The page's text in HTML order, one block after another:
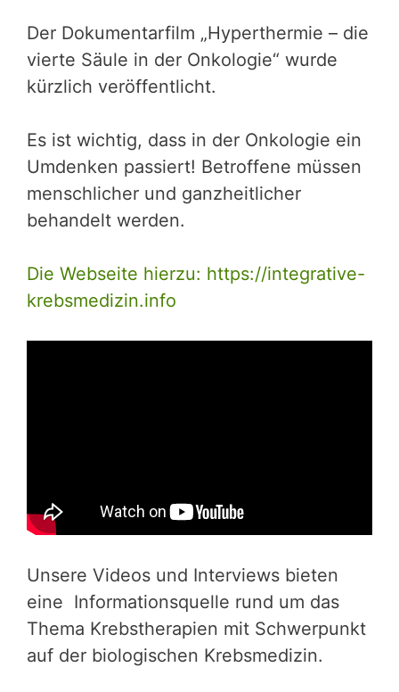
Der Dokumentarfilm „Hyperthermie – die
vierte Säule in der Onkologie“ wurde
kürzlich veröffentlicht.
Es ist wichtig, dass in der Onkologie ein
Umdenken passiert! Betroffene müssen
menschlicher und ganzheitlicher
behandelt werden.
Die Webseite hierzu: https://integrative-
krebsmedizin.info
Unsere Videos und Interviews bieten
eine Informationsquelle rund um das
Thema Krebstherapien mit Schwerpunkt
auf der biologischen Krebsmedizin.